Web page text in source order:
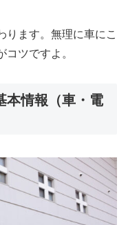
ります。無理に車にこ
ツですよ。
本情報（車・電